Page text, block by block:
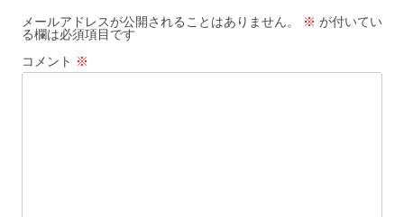
ゲ
ー
シ
メールアドレスが公開されることはありません。 ※ が付いてい
る欄は必須項目です
コメント ※